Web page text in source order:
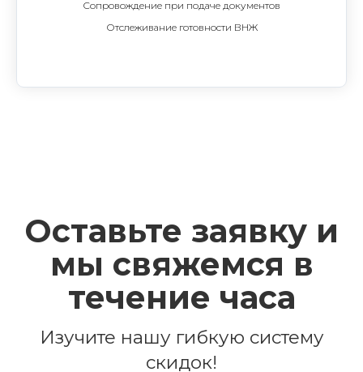
Сопровождение при подаче документов
Отслеживание готовности ВНЖ